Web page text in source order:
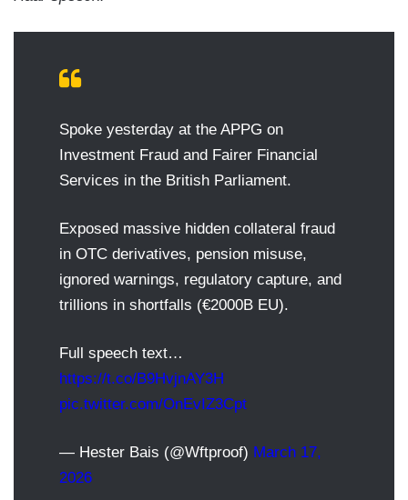
Spoke yesterday at the APPG on
Investment Fraud and Fairer Financial
Services in the British Parliament.
Exposed massive hidden collateral fraud
in OTC derivatives, pension misuse,
ignored warnings, regulatory capture, and
trillions in shortfalls (€2000B EU).
Full speech text…
https://t.co/B9HvjnAY3H
pic.twitter.com/OnEvIZ3Cpt
— Hester Bais (@Wftproof) March 17,
2026